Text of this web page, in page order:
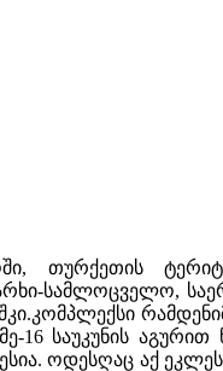
თურქეთის
სამლოცველო,
საუკუნის აგურით
ოდესღაც აქ